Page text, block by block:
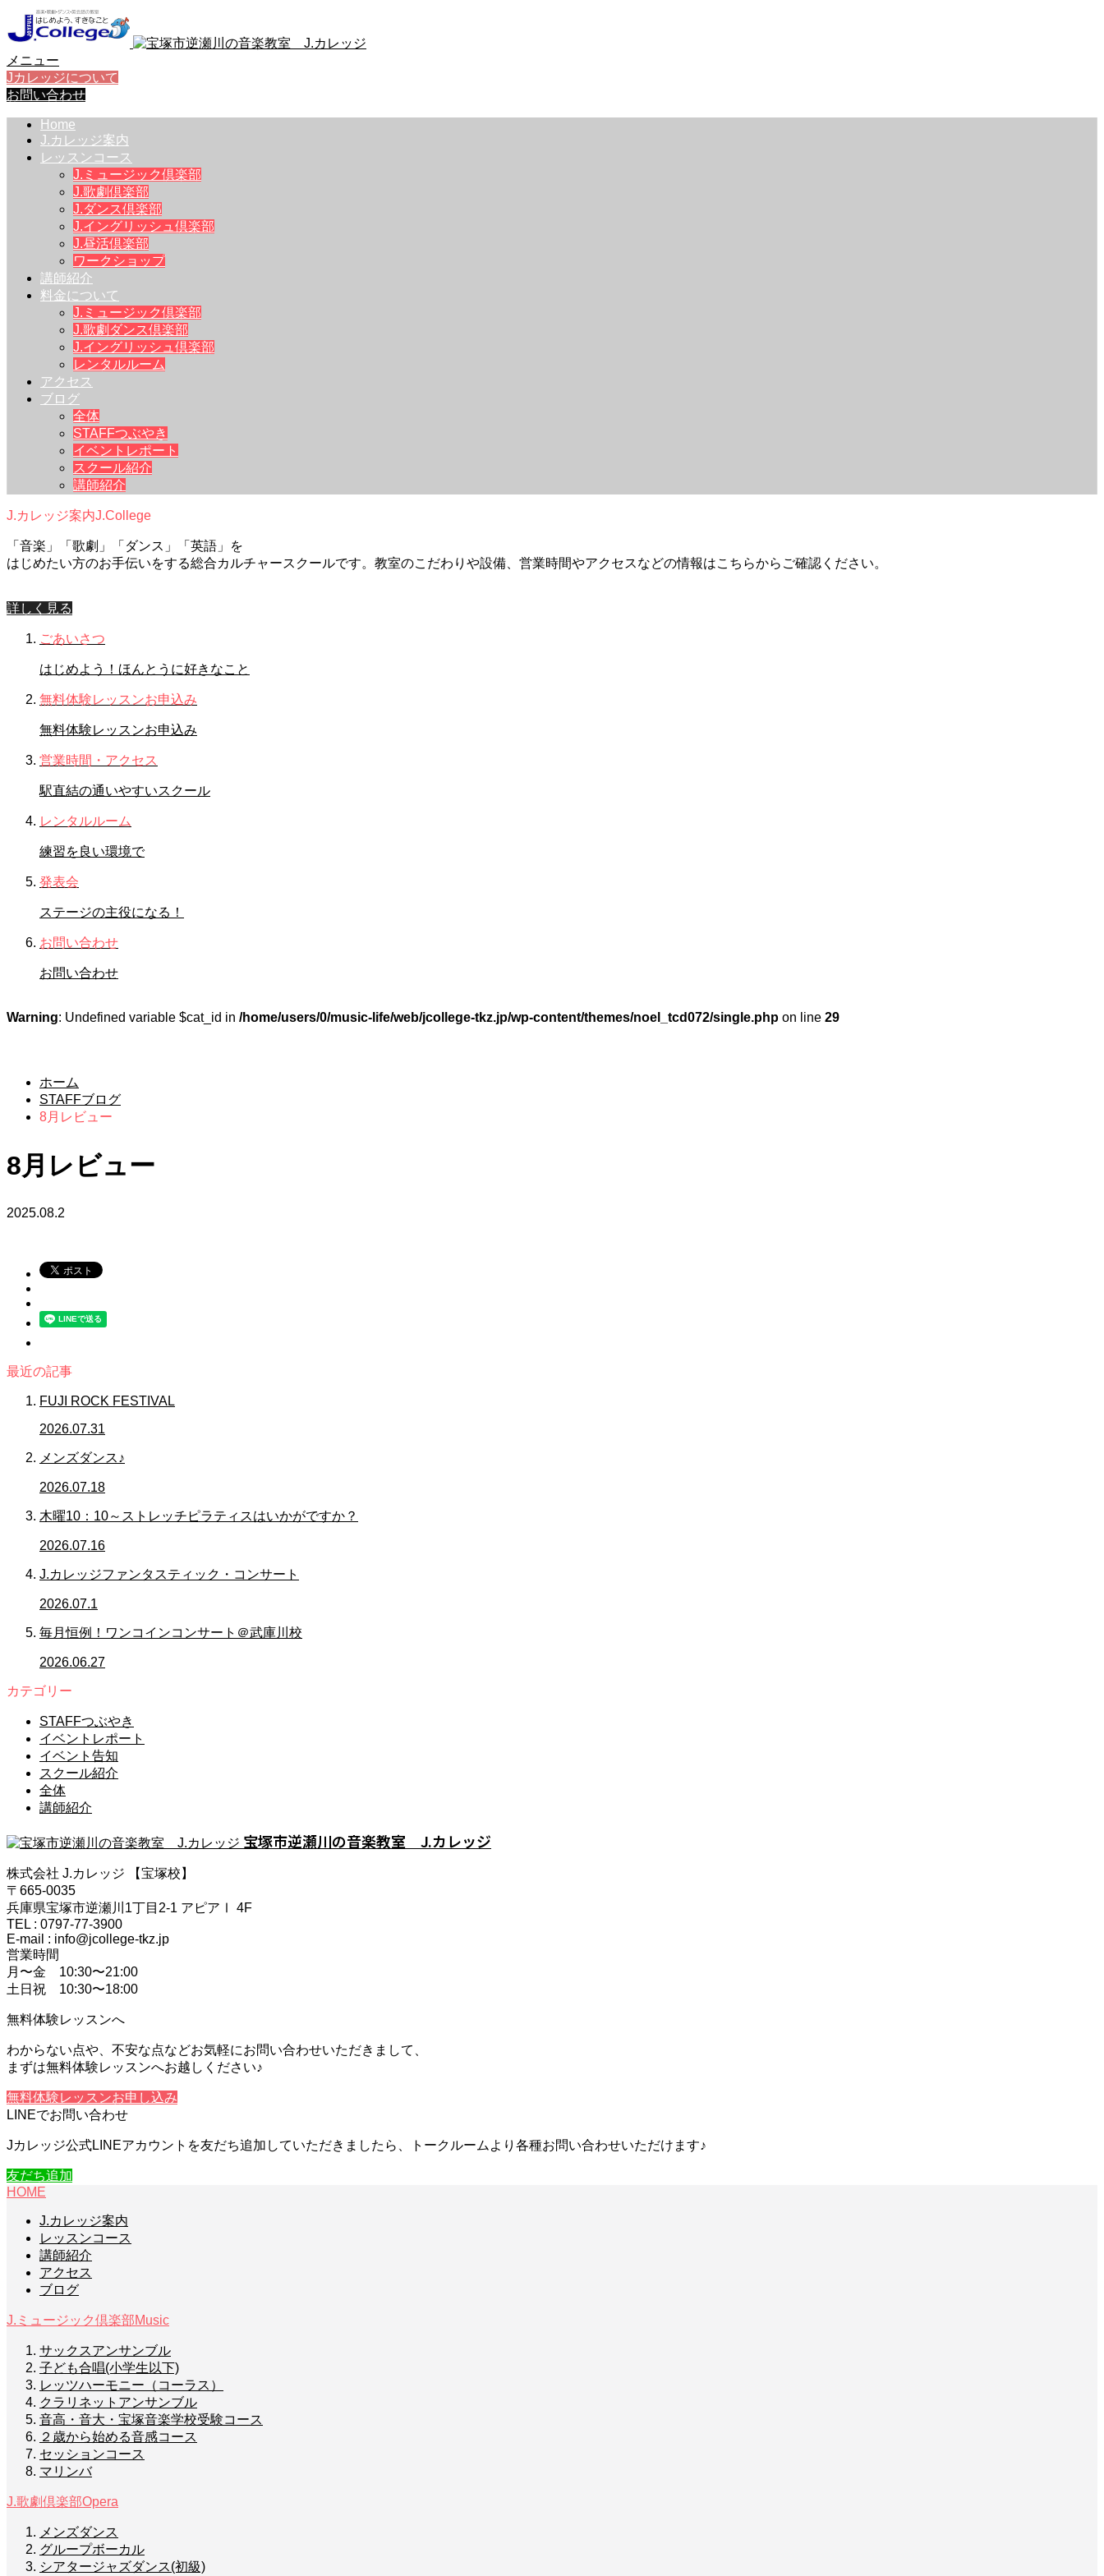
メニュー
Jカレッジについて
お問い合わせ
Home
J.カレッジ案内
レッスンコース
J.ミュージック倶楽部
J.歌劇倶楽部
J.ダンス倶楽部
J.イングリッシュ倶楽部
J.昼活倶楽部
ワークショップ
講師紹介
料金について
J.ミュージック倶楽部
J.歌劇ダンス倶楽部
J.イングリッシュ倶楽部
レンタルルーム
アクセス
ブログ
全体
STAFFつぶやき
イベントレポート
スクール紹介
講師紹介
J.カレッジ案内J.College
「音楽」「歌劇」「ダンス」「英語」を
はじめたい方のお手伝いをする総合カルチャースクールです。教室のこだわりや設備、営業時間やアクセスなどの情報はこちらからご確認ください。
詳しく見る
ごあいさつ
はじめよう！ほんとうに好きなこと
無料体験レッスンお申込み
無料体験レッスンお申込み
営業時間・アクセス
駅直結の通いやすいスクール
レンタルルーム
練習を良い環境で
発表会
ステージの主役になる！
お問い合わせ
お問い合わせ
Warning: Undefined variable $cat_id in /home/users/0/music-life/web/jcollege-tkz.jp/wp-content/themes/noel_tcd072/single.php on line 29
ホーム
STAFFブログ
8月レビュー
8月レビュー
2025.08.2
最近の記事
FUJI ROCK FESTIVAL
2026.07.31
メンズダンス♪
2026.07.18
木曜10：10～ストレッチピラティスはいかがですか？
2026.07.16
J.カレッジファンタスティック・コンサート
2026.07.1
毎月恒例！ワンコインコンサート＠武庫川校
2026.06.27
カテゴリー
STAFFつぶやき
イベントレポート
イベント告知
スクール紹介
全体
講師紹介
宝塚市逆瀬川の音楽教室 J.カレッジ
株式会社 J.カレッジ 【宝塚校】
〒665-0035
兵庫県宝塚市逆瀬川1丁目2-1 アピアⅠ 4F
TEL : 0797-77-3900
E-mail : info@jcollege-tkz.jp
営業時間
月〜金 10:30〜21:00
土日祝 10:30〜18:00
無料体験レッスンへ
わからない点や、不安な点などお気軽にお問い合わせいただきまして、
まずは無料体験レッスンへお越しください♪
無料体験レッスンお申し込み
LINEでお問い合わせ
Jカレッジ公式LINEアカウントを友だち追加していただきましたら、トークルームより各種お問い合わせいただけます♪
友だち追加
HOME
J.カレッジ案内
レッスンコース
講師紹介
アクセス
ブログ
J.ミュージック倶楽部Music
サックスアンサンブル
子ども合唱(小学生以下)
レッツハーモニー（コーラス）
クラリネットアンサンブル
音高・音大・宝塚音楽学校受験コース
２歳から始める音感コース
セッションコース
マリンバ
J.歌劇倶楽部Opera
メンズダンス
グループボーカル
シアタージャズダンス(初級)